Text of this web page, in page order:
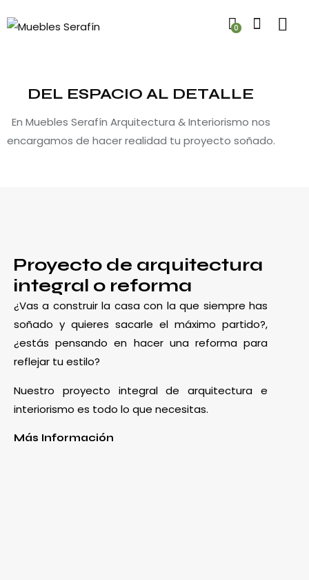
0
DEL ESPACIO AL DETALLE
En Muebles Serafín Arquitectura & Interiorismo nos
encargamos de hacer realidad tu proyecto soñado.
Proyecto de arquitectura
integral o reforma
¿Vas a construir la casa con la que siempre has
soñado y quieres sacarle el máximo partido?,
¿estás pensando en hacer una reforma para
reflejar tu estilo?
Nuestro proyecto integral de arquitectura e
interiorismo es todo lo que necesitas.
Más Información